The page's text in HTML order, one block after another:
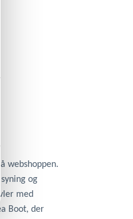
webshoppen.
og
med
Boot, der